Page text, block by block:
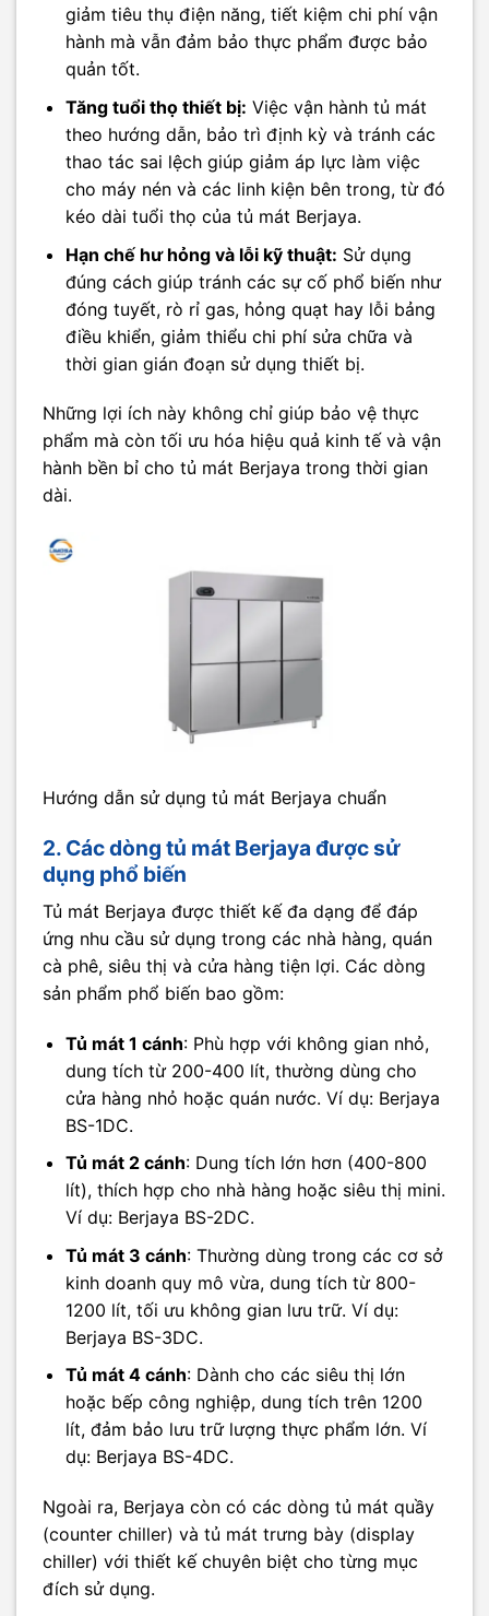
giảm tiêu thụ điện năng, tiết kiệm chi phí vận
hành mà vẫn đảm bảo thực phẩm được bảo
quản tốt.
Tăng tuổi thọ thiết bị: Việc vận hành tủ mát
theo hướng dẫn, bảo trì định kỳ và tránh các
thao tác sai lệch giúp giảm áp lực làm việc
cho máy nén và các linh kiện bên trong, từ đó
kéo dài tuổi thọ của tủ mát Berjaya.
Hạn chế hư hỏng và lỗi kỹ thuật: Sử dụng
đúng cách giúp tránh các sự cố phổ biến như
đóng tuyết, rò rỉ gas, hỏng quạt hay lỗi bảng
điều khiển, giảm thiểu chi phí sửa chữa và
thời gian gián đoạn sử dụng thiết bị.
Những lợi ích này không chỉ giúp bảo vệ thực
phẩm mà còn tối ưu hóa hiệu quả kinh tế và vận
hành bền bỉ cho tủ mát Berjaya trong thời gian
dài.
Hướng dẫn sử dụng tủ mát Berjaya chuẩn
2. Các dòng tủ mát Berjaya được sử
dụng phổ biến
Tủ mát Berjaya được thiết kế đa dạng để đáp
ứng nhu cầu sử dụng trong các nhà hàng, quán
cà phê, siêu thị và cửa hàng tiện lợi. Các dòng
sản phẩm phổ biến bao gồm:
Tủ mát 1 cánh: Phù hợp với không gian nhỏ,
dung tích từ 200-400 lít, thường dùng cho
cửa hàng nhỏ hoặc quán nước. Ví dụ: Berjaya
BS-1DC.
Tủ mát 2 cánh: Dung tích lớn hơn (400-800
lít), thích hợp cho nhà hàng hoặc siêu thị mini.
Ví dụ: Berjaya BS-2DC.
Tủ mát 3 cánh: Thường dùng trong các cơ sở
kinh doanh quy mô vừa, dung tích từ 800-
1200 lít, tối ưu không gian lưu trữ. Ví dụ:
Berjaya BS-3DC.
Tủ mát 4 cánh: Dành cho các siêu thị lớn
hoặc bếp công nghiệp, dung tích trên 1200
lít, đảm bảo lưu trữ lượng thực phẩm lớn. Ví
dụ: Berjaya BS-4DC.
Ngoài ra, Berjaya còn có các dòng tủ mát quầy
(counter chiller) và tủ mát trưng bày (display
chiller) với thiết kế chuyên biệt cho từng mục
đích sử dụng.